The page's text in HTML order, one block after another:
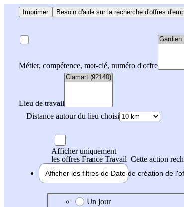
Imprimer Besoin d'aide sur la recherche d'offres
Métier, compétence, mot-clé, numéro d'offre
Lieu de travail
Distance autour du lieu choisi
Afficher uniquement
les offres France Travail Cette action
Afficher les filtres de Date de création de
Date de création de l'offre
Un jour